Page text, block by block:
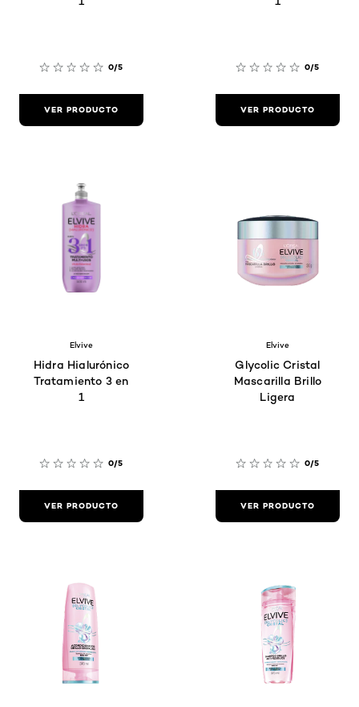
0/5
VER PRODUCTO
0/5
VER PRODUCTO
Elvive
Hidra Hialurónico
Tratamiento 3 en
1
0/5
VER PRODUCTO
Elvive
Glycolic Cristal
Mascarilla Brillo
Ligera
0/5
VER PRODUCTO